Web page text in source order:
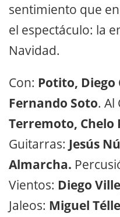
sentimiento que
el espectáculo: la
Navidad.
Con: Potito, Diego
Fernando Soto. Al
Terremoto, Chelo
Guitarras: Jesús
Almarcha.
Vientos: Diego
Jaleos: Miguel